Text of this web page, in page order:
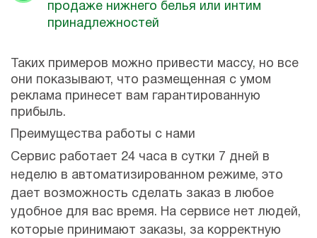
продаже нижнего белья или интим
принадлежностей
Таких примеров можно привести массу, но все
они показывают, что размещенная с умом
реклама принесет вам гарантированную
прибыль.
Преимущества работы с нами
Сервис работает 24 часа в сутки 7 дней в
неделю в автоматизированном режиме, это
дает возможность сделать заказ в любое
удобное для вас время. На сервисе нет людей,
которые принимают заказы, за корректную